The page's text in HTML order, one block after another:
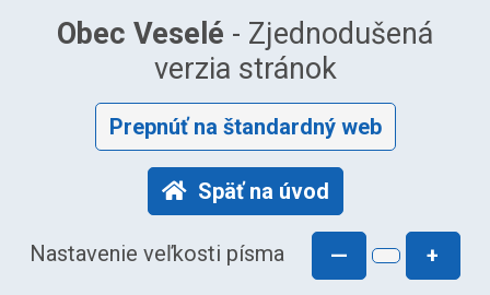
Obec Veselé - Zjednodušená
verzia stránok
Prepnúť na štandardný web
Späť na úvod
Nastavenie veľkosti písma — +